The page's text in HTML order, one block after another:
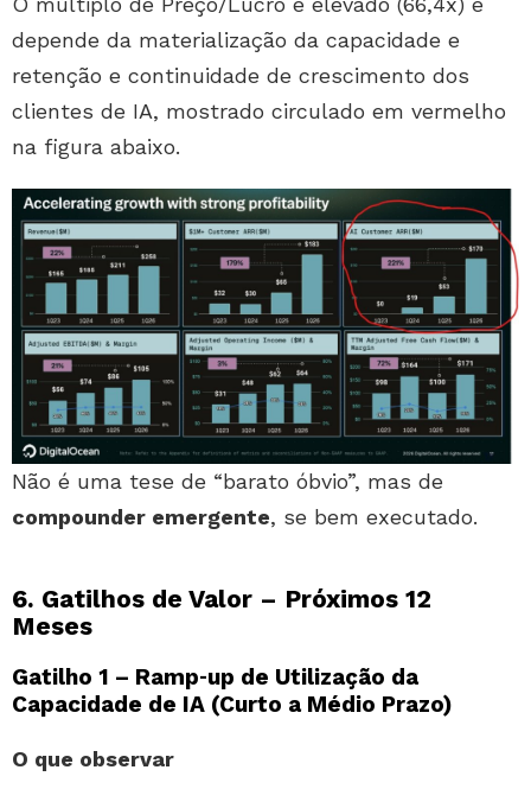
depende da materialização da capacidade e
retenção e continuidade de crescimento dos
clientes de IA, mostrado circulado em vermelho
na figura abaixo.
Não é uma tese de “barato óbvio”, mas de
compounder emergente, se bem executado.
6. Gatilhos de Valor – Próximos 12
Meses
Gatilho 1 – Ramp‑up de Utilização da
Capacidade de IA (Curto a Médio Prazo)
O que observar